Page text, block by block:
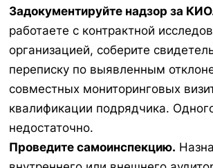
Задокументируйте надзор за
работаете с контрактной
организацией, соберите
переписку по выявленным
совместных мониторинговых
квалификации подрядчика.
недостаточно.
Проведите самоинспекцию.